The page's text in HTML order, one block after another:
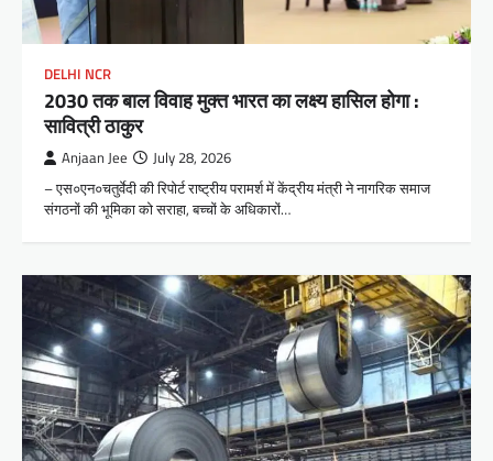
DELHI NCR
2030 तक बाल विवाह मुक्त भारत का लक्ष्य हासिल होगा :
सावित्री ठाकुर
Anjaan Jee July 28, 2026
– एस०एन०चतुर्वेदी की रिपोर्ट राष्ट्रीय परामर्श में केंद्रीय मंत्री ने नागरिक समाज
संगठनों की भूमिका को सराहा, बच्चों के अधिकारों…